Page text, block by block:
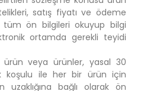
satış fiyatı ve ödeme
ön bilgileri okuyup bilgi
ortamda gerekli teyidi
veya ürünler, yasal 30
koşulu ile her bir ürün için
uzaklığına bağlı olarak ön